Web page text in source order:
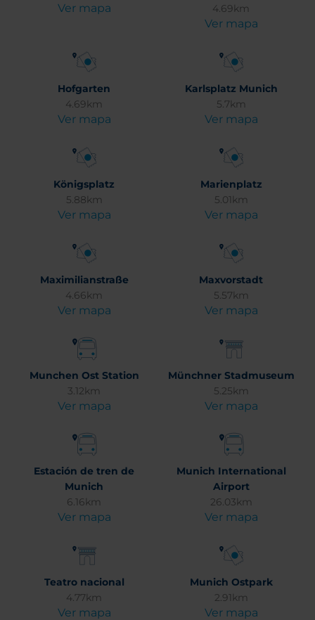
Ver mapa
4.69km
Ver mapa
Hofgarten
4.69km
Ver mapa
Karlsplatz Munich
5.7km
Ver mapa
Königsplatz
5.88km
Ver mapa
Marienplatz
5.01km
Ver mapa
Maximilianstraße
4.66km
Ver mapa
Maxvorstadt
5.57km
Ver mapa
Munchen Ost Station
3.12km
Ver mapa
Münchner Stadmuseum
5.25km
Ver mapa
Estación de tren de
Munich
6.16km
Ver mapa
Munich International
Airport
26.03km
Ver mapa
Teatro nacional
4.77km
Ver mapa
Munich Ostpark
2.91km
Ver mapa